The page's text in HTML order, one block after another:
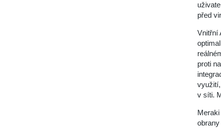
před
Vnitřní
proti
v síti.